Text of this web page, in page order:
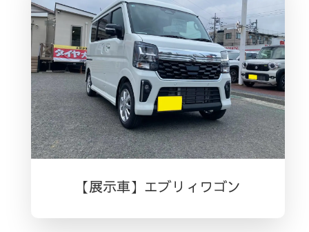
【展示車】エブリィワゴン